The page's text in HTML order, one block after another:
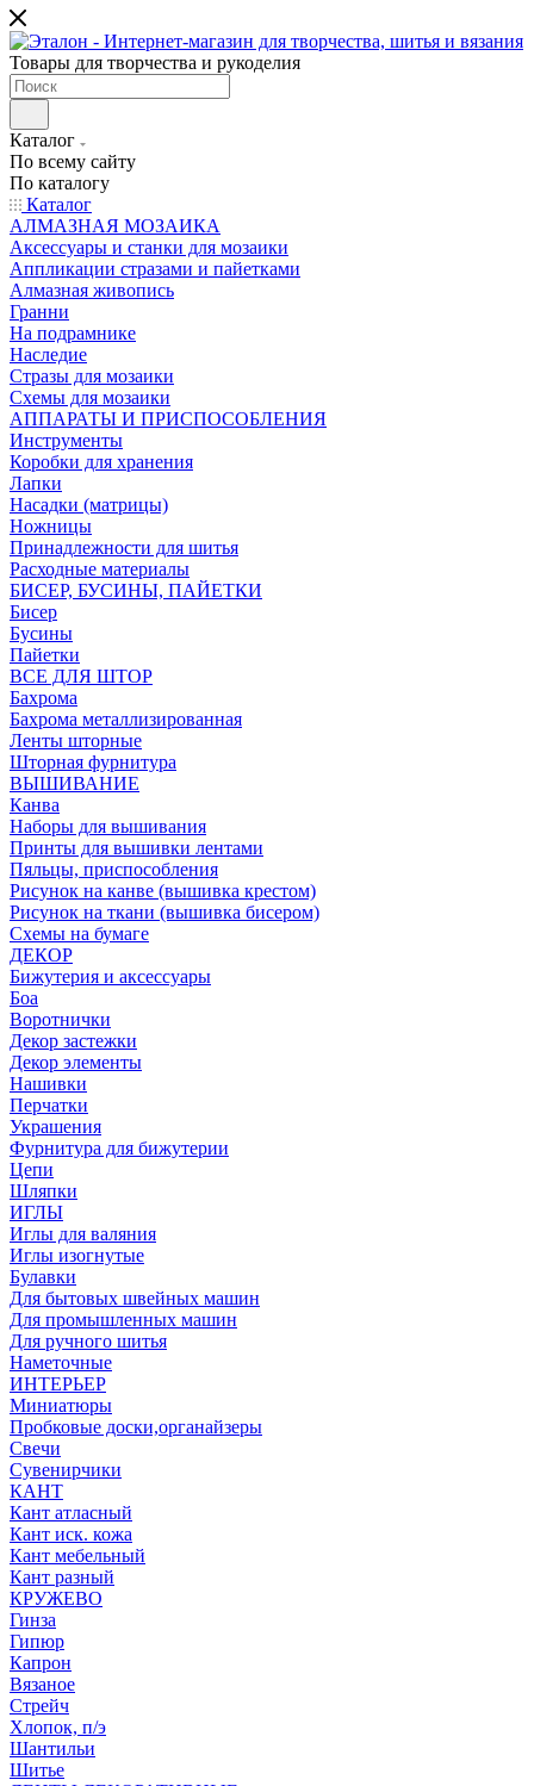
Товары для творчества и рукоделия
Каталог
По всему сайту
По каталогу
Каталог
АЛМАЗНАЯ МОЗАИКА
Аксессуары и станки для мозаики
Аппликации стразами и пайетками
Алмазная живопись
Гранни
На подрамнике
Наследие
Стразы для мозаики
Схемы для мозаики
АППАРАТЫ И ПРИСПОСОБЛЕНИЯ
Инструменты
Коробки для хранения
Лапки
Насадки (матрицы)
Ножницы
Принадлежности для шитья
Расходные материалы
БИСЕР, БУСИНЫ, ПАЙЕТКИ
Бисер
Бусины
Пайетки
ВСЕ ДЛЯ ШТОР
Бахрома
Бахрома металлизированная
Ленты шторные
Шторная фурнитура
ВЫШИВАНИЕ
Канва
Наборы для вышивания
Принты для вышивки лентами
Пяльцы, приспособления
Рисунок на канве (вышивка крестом)
Рисунок на ткани (вышивка бисером)
Схемы на бумаге
ДЕКОР
Бижутерия и аксессуары
Боа
Воротнички
Декор застежки
Декор элементы
Нашивки
Перчатки
Украшения
Фурнитура для бижутерии
Цепи
Шляпки
ИГЛЫ
Иглы для валяния
Иглы изогнутые
Булавки
Для бытовых швейных машин
Для промышленных машин
Для ручного шитья
Наметочные
ИНТЕРЬЕР
Миниатюры
Пробковые доски,органайзеры
Свечи
Сувенирчики
КАНТ
Кант атласный
Кант иск. кожа
Кант мебельный
Кант разный
КРУЖЕВО
Гинза
Гипюр
Капрон
Вязаное
Стрейч
Хлопок, п/э
Шантильи
Шитье